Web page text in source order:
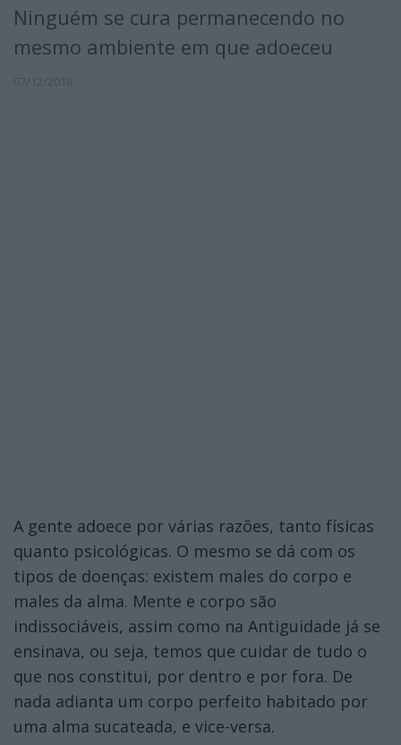
Ninguém se cura permanecendo no
mesmo ambiente em que adoeceu
A gente adoece por várias razões, tanto físicas
quanto psicológicas. O mesmo se dá com os
tipos de doenças: existem males do corpo e
males da alma. Mente e corpo são
indissociáveis, assim como na Antiguidade já se
ensinava, ou seja, temos que cuidar de tudo o
que nos constitui, por dentro e por fora. De
nada adianta um corpo perfeito habitado por
uma alma sucateada, e vice-versa.